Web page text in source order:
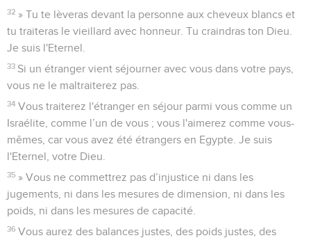
32 » Tu te lèveras devant la personne aux cheveux blancs et
tu traiteras le vieillard avec honneur. Tu craindras ton Dieu.
Je suis l'Eternel.
33 Si un étranger vient séjourner avec vous dans votre pays,
vous ne le maltraiterez pas.
34 Vous traiterez l'étranger en séjour parmi vous comme un
Israélite, comme l’un de vous ; vous l'aimerez comme vous-
mêmes, car vous avez été étrangers en Egypte. Je suis
l'Eternel, votre Dieu.
35 » Vous ne commettrez pas d’injustice ni dans les
jugements, ni dans les mesures de dimension, ni dans les
poids, ni dans les mesures de capacité.
36 Vous aurez des balances justes, des poids justes, des